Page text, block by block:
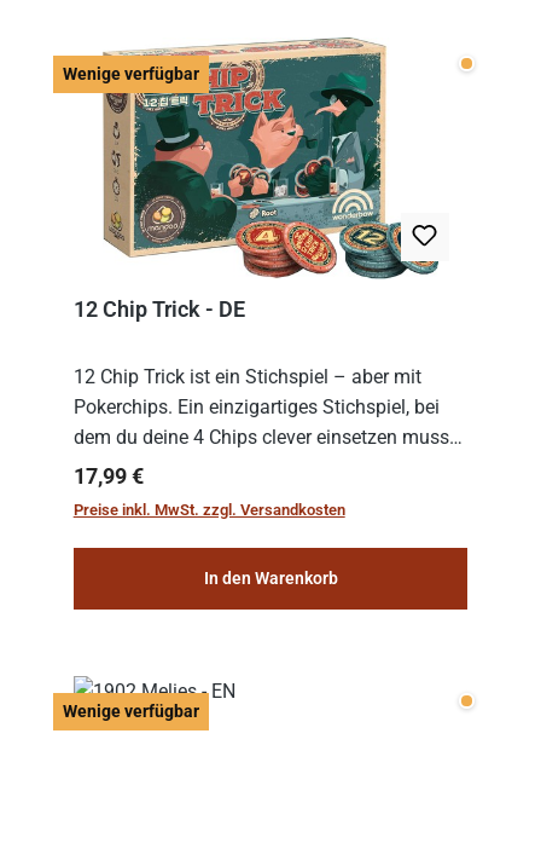
Wenige verfügbar Wenige
12 Chip Trick - DE
12 Chip Trick ist ein Stichspiel – aber mit
Pokerchips. Ein einzigartiges Stichspiel, bei
dem du deine 4 Chips clever einsetzen musst.
Wer die Chips mit dem höchsten Gesamtwert
hat, gewinnt die Runde. Aber Vorsicht: D...
Regulärer Preis:
17,99 €
Preise inkl. MwSt. zzgl. Versandkosten
In den Warenkorb
Wenige verfügbar Wenige